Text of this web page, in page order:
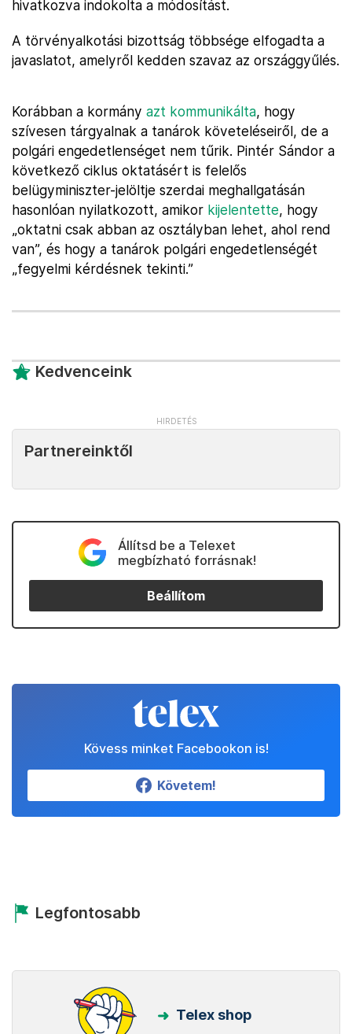
hivatkozva indokolta a módosítást.
A törvényalkotási bizottság többsége elfogadta a
javaslatot, amelyről kedden szavaz az országgyűlés.
Korábban a kormány azt kommunikálta, hogy
szívesen tárgyalnak a tanárok követeléseiről, de a
polgári engedetlenséget nem tűrik. Pintér Sándor a
következő ciklus oktatásért is felelős
belügyminiszter-jelöltje szerdai meghallgatásán
hasonlóan nyilatkozott, amikor kijelentette, hogy
„oktatni csak abban az osztályban lehet, ahol rend
van”, és hogy a tanárok polgári engedetlenségét
„fegyelmi kérdésnek tekinti.”
Kedvenceink
Partnereinktől
Állítsd be a Telexet
megbízható forrásnak!
Beállítom
Kövess minket Facebookon is!
Követem!
Legfontosabb
Telex shop